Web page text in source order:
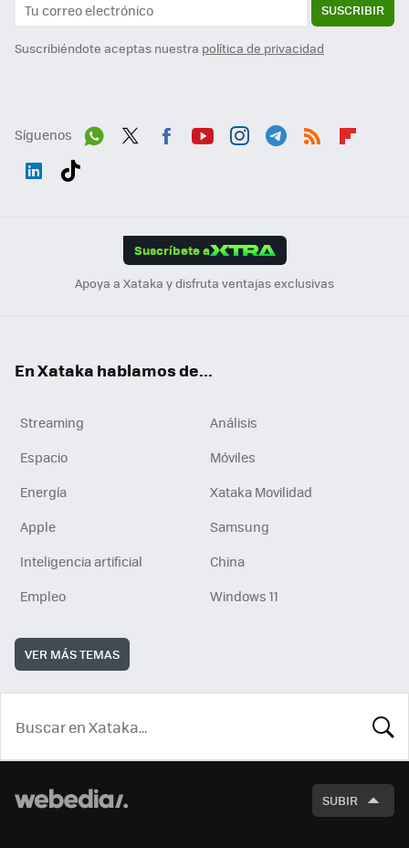
SUSCRIBIR
Suscribiéndote aceptas nuestra política de privacidad
Síguenos
Suscríbete a
Apoya a Xataka y disfruta ventajas exclusivas
En Xataka hablamos de...
Streaming
Análisis
Espacio
Móviles
Energía
Xataka Movilidad
Apple
Samsung
Inteligencia artificial
China
Empleo
Windows 11
VER MÁS TEMAS
SUBIR